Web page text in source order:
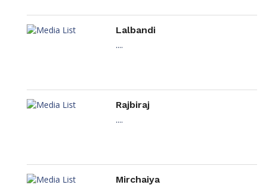
Lalbandi
....
Rajbiraj
....
Mirchaiya